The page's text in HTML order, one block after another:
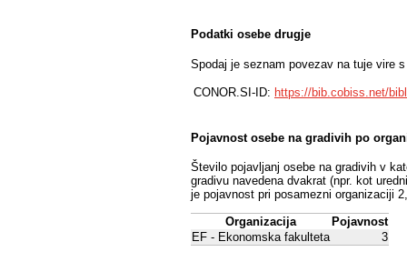
Podatki osebe drugje
Spodaj je seznam povezav na tuje vire
CONOR.SI-ID: https://bib.cobiss.net/
Pojavnost osebe na gradivih po
Število pojavljanj osebe na gradivih v
gradivu navedena dvakrat (npr. kot
je pojavnost pri posamezni organizaciji
Organizacija
Pojavnost
EF - Ekonomska fakulteta
3